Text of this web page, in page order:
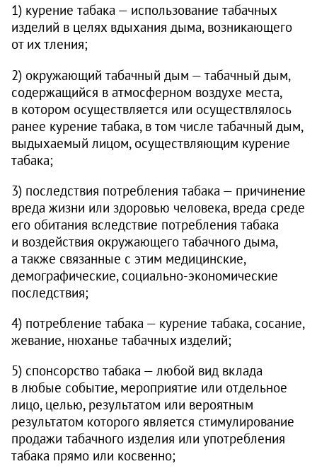
1) курение табака — использование табачных
изделий в целях вдыхания дыма, возникающего
от их тления;
2) окружающий табачный дым — табачный дым,
содержащийся в атмосферном воздухе места,
в котором осуществляется или осуществлялось
ранее курение табака, в том числе табачный дым,
выдыхаемый лицом, осуществляющим курение
табака;
3) последствия потребления табака — причинение
вреда жизни или здоровью человека, вреда среде
его обитания вследствие потребления табака
и воздействия окружающего табачного дыма,
а также связанные с этим медицинские,
демографические, социально-экономические
последствия;
4) потребление табака — курение табака, сосание,
жевание, нюханье табачных изделий;
5) спонсорство табака — любой вид вклада
в любые событие, мероприятие или отдельное
лицо, целью, результатом или вероятным
результатом которого является стимулирование
продажи табачного изделия или употребления
табака прямо или косвенно;